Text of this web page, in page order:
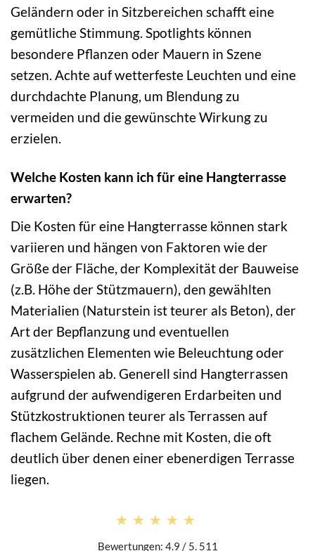
Geländern oder in Sitzbereichen schafft eine
gemütliche Stimmung. Spotlights können
besondere Pflanzen oder Mauern in Szene
setzen. Achte auf wetterfeste Leuchten und eine
durchdachte Planung, um Blendung zu
vermeiden und die gewünschte Wirkung zu
erzielen.
Welche Kosten kann ich für eine Hangterrasse
erwarten?
Die Kosten für eine Hangterrasse können stark
variieren und hängen von Faktoren wie der
Größe der Fläche, der Komplexität der Bauweise
(z.B. Höhe der Stützmauern), den gewählten
Materialien (Naturstein ist teurer als Beton), der
Art der Bepflanzung und eventuellen
zusätzlichen Elementen wie Beleuchtung oder
Wasserspielen ab. Generell sind Hangterrassen
aufgrund der aufwendigeren Erdarbeiten und
Stützkostruktionen teurer als Terrassen auf
flachem Gelände. Rechne mit Kosten, die oft
deutlich über denen einer ebenerdigen Terrasse
liegen.
★★★★★
★★★★★
Bewertungen: 4.9 / 5. 511